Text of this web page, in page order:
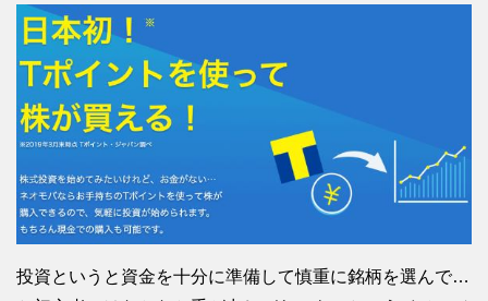
投資というと資金を十分に準備して慎重に銘柄を選んで…